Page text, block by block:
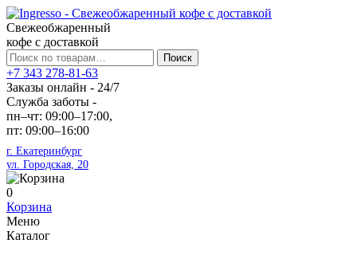
Свежеобжаренный
кофе с доставкой
Искать:
Поиск
+7 343 278-81-63
Заказы онлайн - 24/7
Служба заботы -
пн–чт: 09:00–17:00,
пт: 09:00–16:00
г. Екатеринбург
ул. Городская, 20
0
Корзина
Меню
Каталог